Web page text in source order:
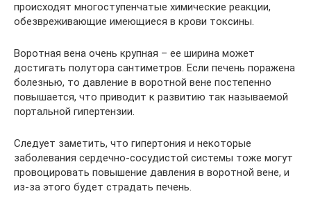
происходят многоступенчатые химические реакции,
обезвреживающие имеющиеся в крови токсины.
Воротная вена очень крупная – ее ширина может
достигать полутора сантиметров. Если печень поражена
болезнью, то давление в воротной вене постепенно
повышается, что приводит к развитию так называемой
портальной гипертензии.
Следует заметить, что гипертония и некоторые
заболевания сердечно-сосудистой системы тоже могут
провоцировать повышение давления в воротной вене, и
из-за этого будет страдать печень.